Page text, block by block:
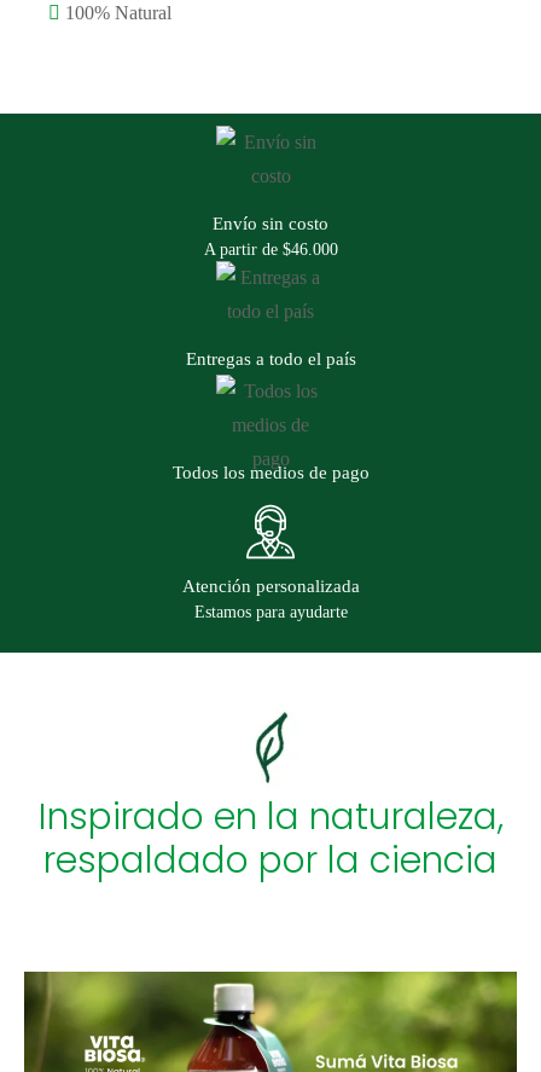
100% Natural
Envío sin costo
A partir de $46.000
Entregas a todo el país
Todos los medios de pago
Atención personalizada
Estamos para ayudarte
Inspirado en la naturaleza,
respaldado por la ciencia